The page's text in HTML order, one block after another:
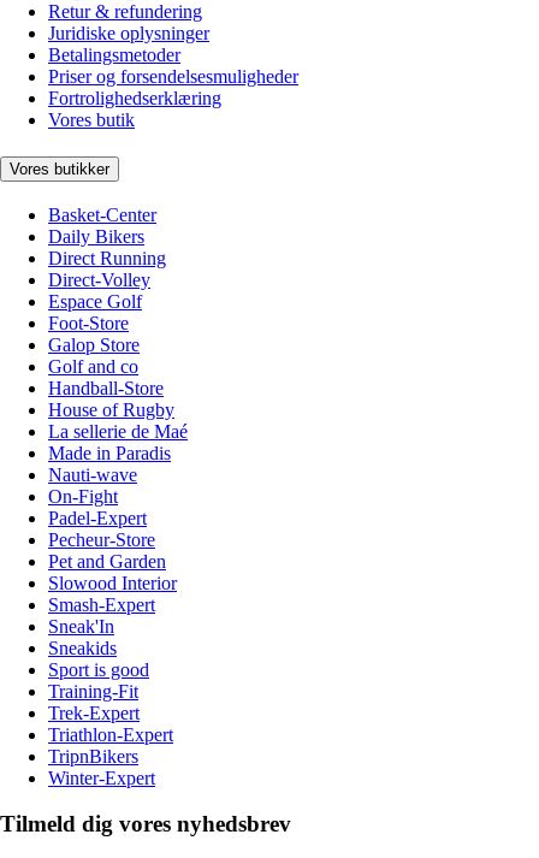
Retur & refundering
Juridiske oplysninger
Betalingsmetoder
Priser og forsendelsesmuligheder
Fortrolighedserklæring
Vores butik
Vores butikker
Basket-Center
Daily Bikers
Direct Running
Direct-Volley
Espace Golf
Foot-Store
Galop Store
Golf and co
Handball-Store
House of Rugby
La sellerie de Maé
Made in Paradis
Nauti-wave
On-Fight
Padel-Expert
Pecheur-Store
Pet and Garden
Slowood Interior
Smash-Expert
Sneak'In
Sneakids
Sport is good
Training-Fit
Trek-Expert
Triathlon-Expert
TripnBikers
Winter-Expert
Tilmeld dig vores nyhedsbrev